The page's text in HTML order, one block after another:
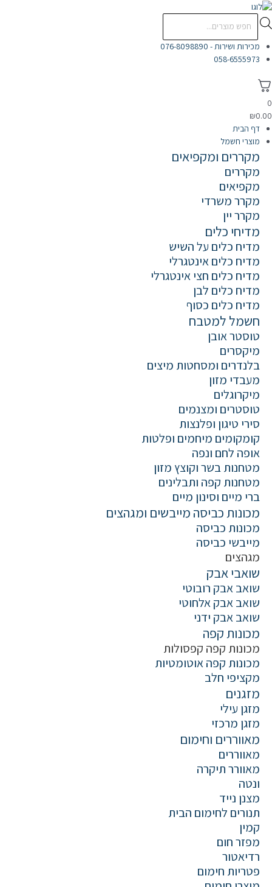
דילוג
לתוכן
search
מכירות ושירות - 076-8098890
058-6555973
0
₪0.00
דף הבית
מוצרי חשמל
מקררים ומקפיאים
מקררים
מקפיאים
מקרר משרדי
מקרר יין
מדיחי כלים
מדיח כלים על השיש
מדיח כלים אינטגרלי
מדיח כלים חצי אינטגרלי
מדיח כלים לבן
מדיח כלים כסוף
חשמל למטבח
טוסטר אובן
מיקסרים
בלנדרים ומסחטות מיצים
מעבדי מזון
מיקרוגלים
טוסטרים ומצנמים
סירי טיגון ופלנצות
קומקומים מיחמים ופלטות
אופה לחם ונפה
מטחנות בשר וקוצץ מזון
מטחנות קפה ותבלינים
ברי מיים וסינון מיים
מכונות כביסה מייבשים ומגהצים
מכונות כביסה
מייבשי כביסה
מגהצים
שואבי אבק
שואב אבק רובוטי
שואב אבק אלחוטי
שואב אבק ידני
מכונות קפה
מכונות קפה קפסולות
מכונות קפה אוטומטיות
מקציפי חלב
מזגנים
מזגן עילי
מזגן מרכזי
מאווררים וחימום
מאווררים
מאוורר תיקרה
ונטה
מצנן נייד
תנורים לחימום הבית
קמין
מפזר חום
רדיאטור
פטריות חימום